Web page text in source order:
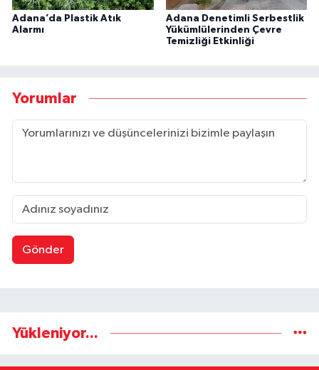
Adana’da Plastik Atık
Alarmı
Adana Denetimli Serbestlik
Yükümlülerinden Çevre
Temizliği Etkinliği
Yorumlar
Gönder
Yükleniyor...